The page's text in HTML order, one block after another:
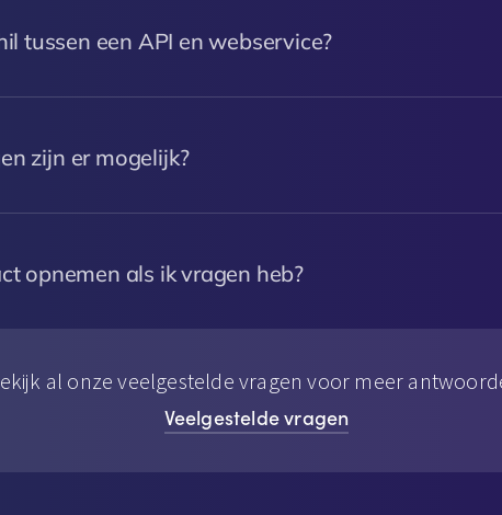
tussen een API en webservice?
zijn er mogelijk?
opnemen als ik vragen heb?
al onze veelgestelde vragen voor meer
Veelgestelde vragen